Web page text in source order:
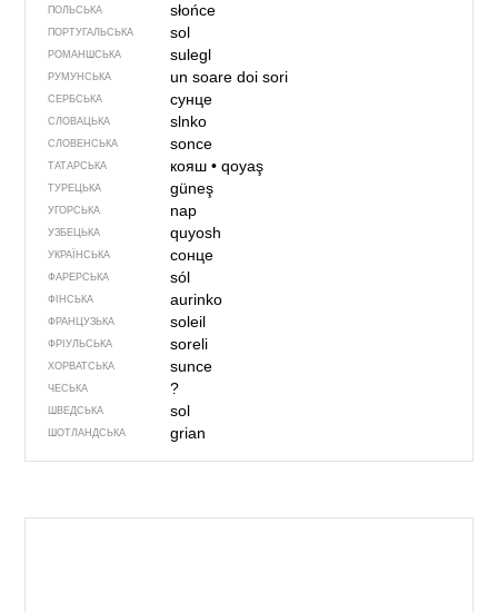
ПОЛЬСЬКА słońce
ПОРТУГАЛЬСЬКА sol
РОМАНШСЬКА sulegl
РУМУНСЬКА un soaredoi sori
СЕРБСЬКА сунце
СЛОВАЦЬКА slnko
СЛОВЕНСЬКА sonce
ТАТАРСЬКА кояш• qoyaş
ТУРЕЦЬКА güneş
УГОРСЬКА nap
УЗБЕЦЬКА quyosh
УКРАЇНСЬКА сонце
ФАРЕРСЬКА sól
ФІНСЬКА aurinko
ФРАНЦУЗЬКА soleil
ФРІУЛЬСЬКА soreli
ХОРВАТСЬКА sunce
ЧЕСЬКА ?
ШВЕДСЬКА sol
ШОТЛАНДСЬКА grian